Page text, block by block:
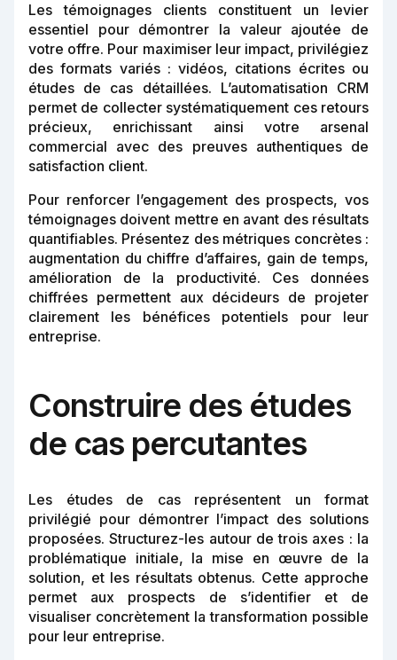
Les témoignages clients constituent un levier
essentiel pour démontrer la valeur ajoutée de
votre offre. Pour maximiser leur impact, privilégiez
des formats variés : vidéos, citations écrites ou
études de cas détaillées. L’automatisation CRM
permet de collecter systématiquement ces retours
précieux, enrichissant ainsi votre arsenal
commercial avec des preuves authentiques de
satisfaction client.
Pour renforcer l’engagement des prospects, vos
témoignages doivent mettre en avant des résultats
quantifiables. Présentez des métriques concrètes :
augmentation du chiffre d’affaires, gain de temps,
amélioration de la productivité. Ces données
chiffrées permettent aux décideurs de projeter
clairement les bénéfices potentiels pour leur
entreprise.
Construire des études
de cas percutantes
Les études de cas représentent un format
privilégié pour démontrer l’impact des solutions
proposées. Structurez-les autour de trois axes : la
problématique initiale, la mise en œuvre de la
solution, et les résultats obtenus. Cette approche
permet aux prospects de s’identifier et de
visualiser concrètement la transformation possible
pour leur entreprise.